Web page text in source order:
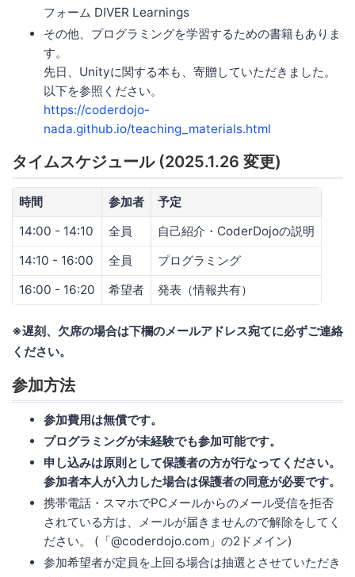
フォーム DIVER Learnings
その他、プログラミングを学習するための書籍もありま
す。
先日、Unityに関する本も、寄贈していただきました。
以下を参照ください。
https://coderdojo-
nada.github.io/teaching_materials.html
タイムスケジュール (2025.1.26 変更)
時間 参加者
予定
14:00 - 14:10
全員
自己紹介・CoderDojoの説明
14:10 - 16:00
全員
プログラミング
16:00 - 16:20
希望者 発表（情報共有）
※遅刻、欠席の場合は下欄のメールアドレス宛てに必ずご連絡
ください。
参加方法
参加費用は無償です。
プログラミングが未経験でも参加可能です。
申し込みは原則として保護者の方が行なってください。
参加者本人が入力した場合は保護者の同意が必要です。
携帯電話・スマホでPCメールからのメール受信を拒否
されている方は、メールが届きませんので解除をしてく
ださい。 (「@coderdojo.com」の2ドメイン)
参加希望者が定員を上回る場合は抽選とさせていただき